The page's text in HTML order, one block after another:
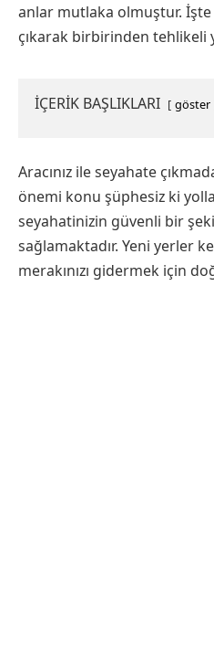
anlar mutlaka olmuştur.
çıkarak birbirinden tehlikeli
İÇERİK BAŞLIKLARI göster
Aracınız ile seyahate
önemi konu şüphesiz ki
seyahatinizin güvenli bir
sağlamaktadır. Yeni yerler
merakınızı gidermek için